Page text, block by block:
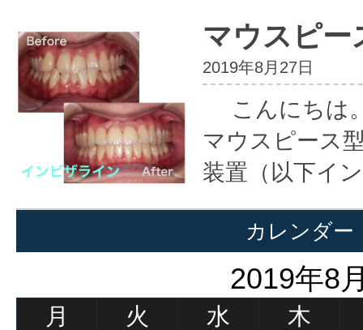
ロ
グ
マウスピ
2019年8月27日
こんにちは
マウスピース
装置（以下イ
カレンダー
2019年8
月 火 水
木